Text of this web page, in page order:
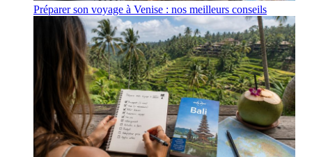
Préparer son voyage à Venise : nos meilleurs conseils